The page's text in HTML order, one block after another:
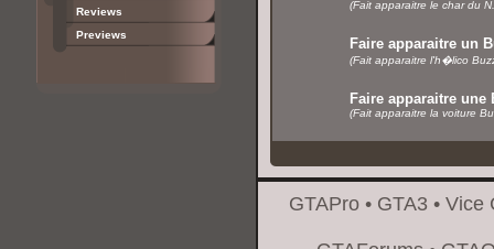
Reviews
Previews
(Fait apparaitre le char du
Faire apparaitre un
(Fait apparaitre l'h�lico
Faire apparaitre une
(Fait apparaitre la voiture
GTAPro • GTA3 • Vice